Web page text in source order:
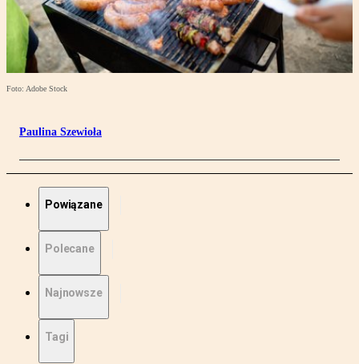
Foto: Adobe Stock
Paulina Szewioła
Powiązane
Polecane
Najnowsze
Tagi